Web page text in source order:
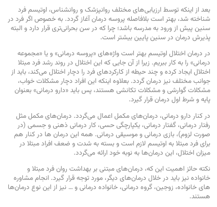
بعد از اینکه توسط ارزیابی‌های مختلف روانپزشک و روانشناس، اوتیسم فرد
شناخته شد، بهتر است بلافاصله پروسه درمان آغاز گردد. به خصوص اگر فرد در
سنین پیش از ورود به مدرسه باشد؛ چرا که در سن بحرانی‌تری قرار دارد و البته
پذیرش درمان در سنین پایین بیشتر است.
در درمان اختلال اوتیسم بهتر است واژه‌های «پروسه درمانی» و یا «مجموعه‌
درمانی» را به کار ببریم. زیرا از آن جایی که این اختلال در روند رشد فرد مبتلا
اختلال ایجاد کرده و چند حیطه از کارکردهای فرد را دچار اختلال می‌کند، باید از
جوانب مختلف نیز درمان گردد. بعلاوه اینکه این افراد دچار مشکلات خواب،
مشکلات گوارشی و مشکلات تکانشی هستند، پس باید «دارو درمانی» بعنوان
پایه و شرط اول درمان قرار گیرد.
در کنار دارو درمانی، درمان‌های مکمل اعمال می‌گردد. درمان‌های مکمل مثل
رفتار درمانی، گفتار درمانی، یکپارچگی حسی، کار درمانی ذهنی و جسمی (در
صورت لزوم)، بازی درمانی و موسیقی درمانی. همه این درمان ‌ها در کنار هم
برای فرد مبتلا به اوتیسم لازم است و بسته به شدت و ضعف افراد مبتلا در
میزان اختلال، این درمان‌ها به نوبه خود ارائه می‌گردد.
نکته حائز اهمیت این که، درمان‌های مبتنی بر بهداشت روان فرد مبتلا و
خانواده نیز باید در خلال درمان‌های دیگر، مورد توجه قرار گیرد. انجام مشاوره
های خانواده، زوجین، گروه درمانی، خانواده درمانی و … نیز از این نوع درمان‌ها
هستند.